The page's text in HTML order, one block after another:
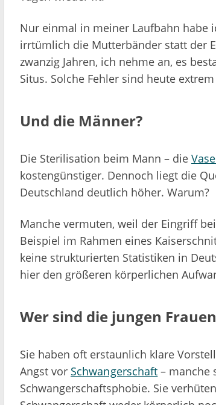
Nur einmal in meiner Laufbahn habe
irrtümlich die Mutterbänder statt der
zwanzig Jahren, ich nehme an, es
Situs. Solche Fehler sind heute
Und die Männer?
Die Sterilisation beim Mann – die
kostengünstiger. Dennoch liegt die
Deutschland deutlich höher. Warum?
Manche vermuten, weil der Eingriff
Beispiel im Rahmen eines
keine strukturierten Statistiken in
hier den größeren körperlichen
Wer sind die jungen
Sie haben oft erstaunlich klare
Angst vor Schwangerschaft – manche
Schwangerschaftsphobie. Sie